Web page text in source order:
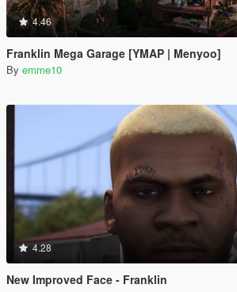
4.46
Franklin Mega Garage [YMAP | Menyoo]
By emme10
4.28
New Improved Face - Franklin